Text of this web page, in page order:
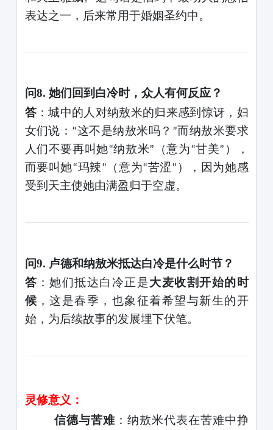
表达之一，后来常用于婚姻圣约中。
问8. 她们回到白冷时，众人有何反应？
答：城中的人对纳敖米的归来感到惊讶，妇
女们说： “这不是纳敖米吗？ ”而纳敖米要求
人们不要再叫她“纳敖米” （意为“甘美” ），
而要叫她“玛辣” （意为“苦涩” ），因为她感
受到天主使她由满盈归于空虚。
问9. 卢德和纳敖米抵达白冷是什么时节？
答 ：她们抵达白冷正是大麦收割开始的时
候 ，这是春季，也象征着希望与新生的开
始，为后续故事的发展埋下伏笔。
灵修意义：
信德与苦难：纳敖米代表在苦难中挣